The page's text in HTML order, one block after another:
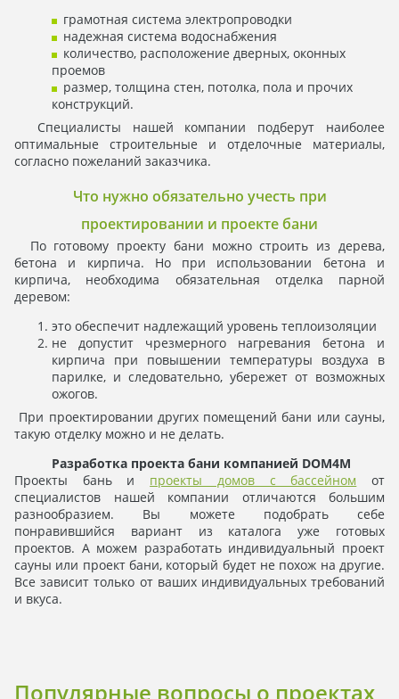
грамотная система электропроводки
надежная система водоснабжения
количество, расположение дверных, оконных
проемов
размер, толщина стен, потолка, пола и прочих
конструкций.
Специалисты нашей компании подберут наиболее
оптимальные строительные и отделочные материалы,
согласно пожеланий заказчика.
Что нужно обязательно учесть при
проектировании и проекте бани
По готовому проекту бани можно строить из дерева,
бетона и кирпича. Но при использовании бетона и
кирпича, необходима обязательная отделка парной
деревом:
это обеспечит надлежащий уровень теплоизоляции
не допустит чрезмерного нагревания бетона и
кирпича при повышении температуры воздуха в
парилке, и следовательно, убережет от возможных
ожогов.
При проектировании других помещений бани или сауны,
такую отделку можно и не делать.
Разработка проекта бани компанией DOM4M
Проекты бань и проекты домов с бассейном от
специалистов нашей компании отличаются большим
разнообразием. Вы можете подобрать себе
понравившийся вариант из каталога уже готовых
проектов. А можем разработать индивидуальный проект
сауны или проект бани, который будет не похож на другие.
Все зависит только от ваших индивидуальных требований
и вкуса.
Популярные вопросы о проектах